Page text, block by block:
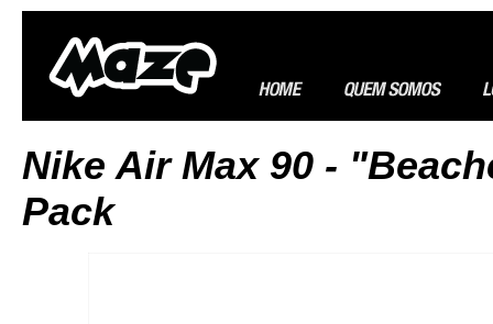
Nike Air Max 90 -
Pack